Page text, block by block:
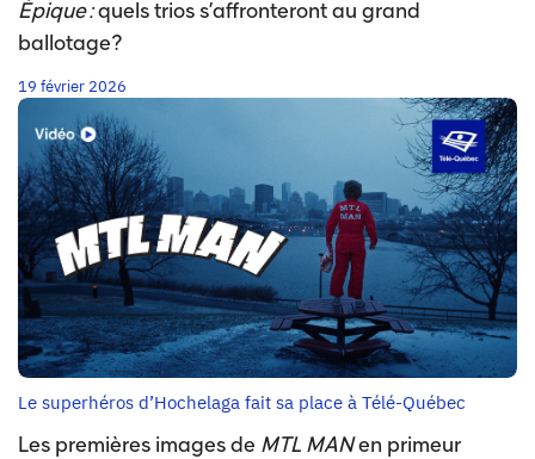
Épique :quels trios s’affronteront au grand
ballotage?
19 février 2026
Le superhéros d’Hochelaga fait sa place à Télé-Québec
Les premières images de MTL MANen primeur